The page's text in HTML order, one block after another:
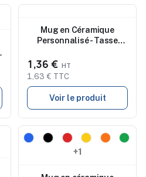
Mug en Céramique
Personnalisé - Tasse
1,36 €
1,63 € TTC
Voir le produit
Nouveau
+1